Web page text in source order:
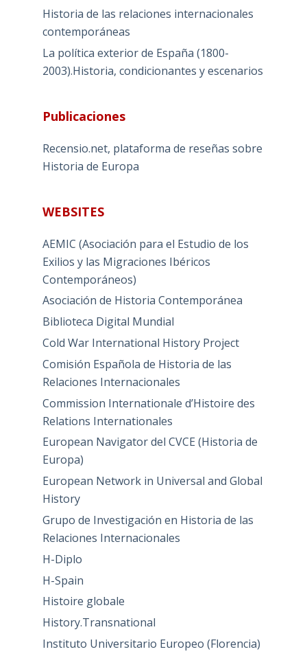
Historia de las relaciones internacionales
contemporáneas
La política exterior de España (1800-
2003).Historia, condicionantes y escenarios
Publicaciones
Recensio.net, plataforma de reseñas sobre
Historia de Europa
WEBSITES
AEMIC (Asociación para el Estudio de los
Exilios y las Migraciones Ibéricos
Contemporáneos)
Asociación de Historia Contemporánea
Biblioteca Digital Mundial
Cold War International History Project
Comisión Española de Historia de las
Relaciones Internacionales
Commission Internationale d’Histoire des
Relations Internationales
European Navigator del CVCE (Historia de
Europa)
European Network in Universal and Global
History
Grupo de Investigación en Historia de las
Relaciones Internacionales
H-Diplo
H-Spain
Histoire globale
History.Transnational
Instituto Universitario Europeo (Florencia)